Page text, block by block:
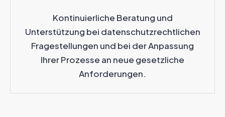
Kontinuierliche Beratung und
Unterstützung bei datenschutzrechtlichen
Fragestellungen und bei der Anpassung
Ihrer Prozesse an neue gesetzliche
Anforderungen.